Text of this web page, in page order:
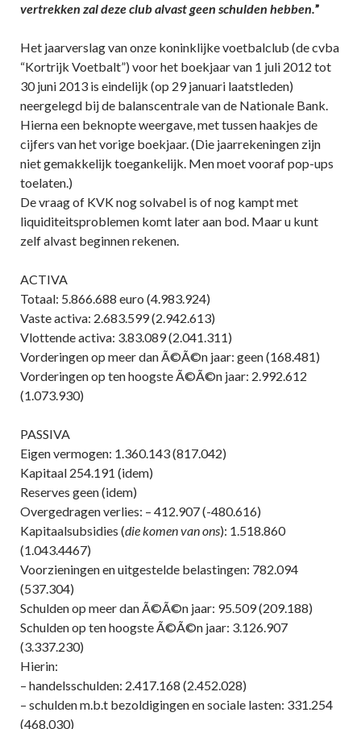
vertrekken zal deze club alvast geen schulden hebben.”
Het jaarverslag van onze koninklijke voetbalclub (de cvba
“Kortrijk Voetbalt”) voor het boekjaar van 1 juli 2012 tot
30 juni 2013 is eindelijk (op 29 januari laatstleden)
neergelegd bij de balanscentrale van de Nationale Bank.
Hierna een beknopte weergave, met tussen haakjes de
cijfers van het vorige boekjaar. (Die jaarrekeningen zijn
niet gemakkelijk toegankelijk. Men moet vooraf pop-ups
toelaten.)
De vraag of KVK nog solvabel is of nog kampt met
liquiditeitsproblemen komt later aan bod. Maar u kunt
zelf alvast beginnen rekenen.
ACTIVA
Totaal: 5.866.688 euro (4.983.924)
Vaste activa: 2.683.599 (2.942.613)
Vlottende activa: 3.83.089 (2.041.311)
Vorderingen op meer dan Ã©Ã©n jaar: geen (168.481)
Vorderingen op ten hoogste Ã©Ã©n jaar: 2.992.612
(1.073.930)
PASSIVA
Eigen vermogen: 1.360.143 (817.042)
Kapitaal 254.191 (idem)
Reserves geen (idem)
Overgedragen verlies: – 412.907 (-480.616)
Kapitaalsubsidies (die komen van ons): 1.518.860
(1.043.4467)
Voorzieningen en uitgestelde belastingen: 782.094
(537.304)
Schulden op meer dan Ã©Ã©n jaar: 95.509 (209.188)
Schulden op ten hoogste Ã©Ã©n jaar: 3.126.907
(3.337.230)
Hierin:
– handelsschulden: 2.417.168 (2.452.028)
– schulden m.b.t bezoldigingen en sociale lasten: 331.254
(468.030)